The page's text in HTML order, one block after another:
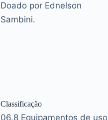
Doado por Ednelson
Sambini.
Classificação
06.8 Equipamentos de uso